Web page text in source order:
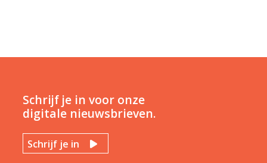
Schrijf je in voor onze
digitale nieuwsbrieven.
Schrijf je in